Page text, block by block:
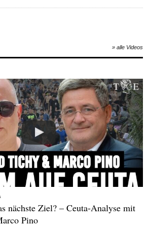
» alle Videos
nächste Ziel? – Ceuta-Analyse mit
Pino